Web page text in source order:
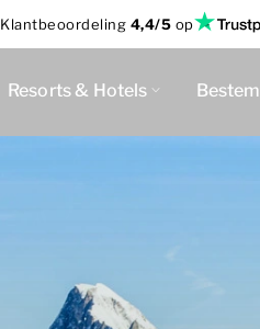
Klantbeoordeling 4,4/5 op
Resorts & Hotels